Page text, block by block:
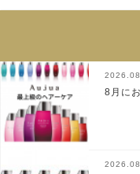
8月に